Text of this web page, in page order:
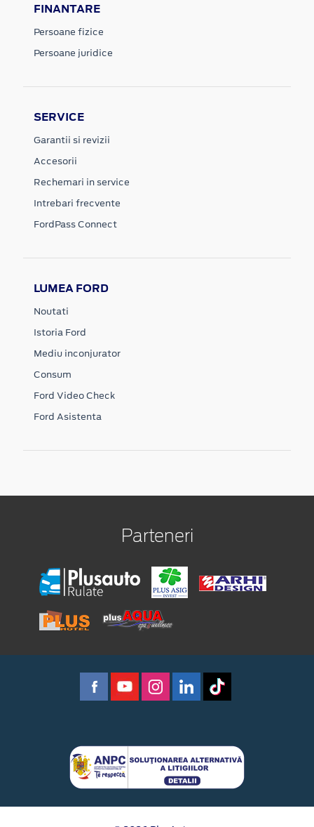
FINANTARE
Persoane fizice
Persoane juridice
SERVICE
Garantii si revizii
Accesorii
Rechemari in service
Intrebari frecvente
FordPass Connect
LUMEA FORD
Noutati
Istoria Ford
Mediu inconjurator
Consum
Ford Video Check
Ford Asistenta
Parteneri